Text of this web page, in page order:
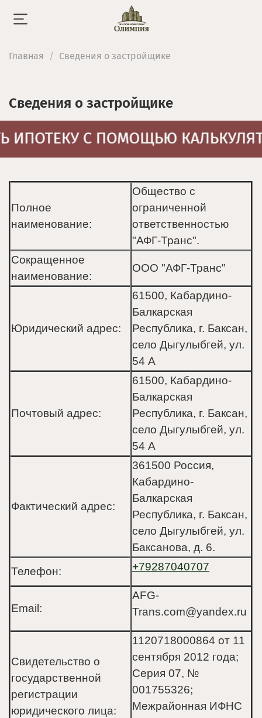
Главная Сведения о застройщике
Сведения о застройщике
Полное
наименование:
Общество с
ограниченной
ответственностью
"АФГ-Транс".
Сокращенное
наименование:
ООО "АФГ-Транс"
Юридический адрес:
61500, Кабардино-
Балкарская
Республика, г. Баксан,
село Дыгулыбгей, ул.
54 А
Почтовый адрес:
61500, Кабардино-
Балкарская
Республика, г. Баксан,
село Дыгулыбгей, ул.
54 А
Фактический адрес:
361500 Россия,
Кабардино-
Балкарская
Республика, г. Баксан,
село Дыгулыбгей, ул.
Баксанова, д. 6.
Телефон:
+79287040707
Email:
AFG-
Trans.com@yandex.ru
Свидетельство о
государственной
регистрации
юридического лица:
1120718000864 от 11
сентября 2012 года;
Серия 07, №
001755326;
Межрайонная ИФНС